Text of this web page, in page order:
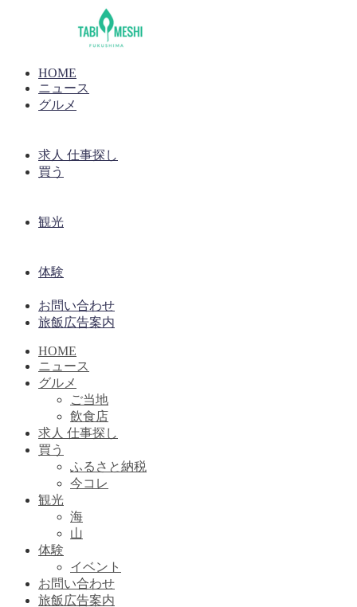
HOME
ニュース
グルメ
求人 仕事探し
買う
観光
体験
お問い合わせ
旅飯広告案内
HOME
ニュース
グルメ
ご当地
飲食店
求人 仕事探し
買う
ふるさと納税
今コレ
観光
海
山
体験
イベント
お問い合わせ
旅飯広告案内